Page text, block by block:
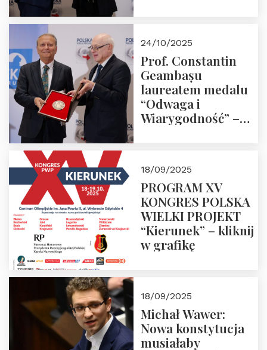
24/10/2025
Prof. Constantin
Geambașu
laureatem medalu
“Odwaga i
Wiarygodność” –
18/09/2025
PROGRAM XV
KONGRES POLSKA
WIELKI PROJEKT
“Kierunek” – kliknij
w grafikę
18/09/2025
Michał Wawer:
Nowa konstytucja
musiałaby